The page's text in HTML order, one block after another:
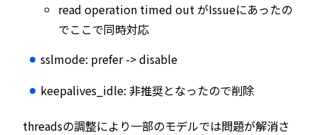
read operation timed out がIssueにあったの
でここで同時対応
sslmode: prefer -> disable
keepalives_idle: 非推奨となったので削除
threadsの調整により一部のモデルでは問題が解消さ